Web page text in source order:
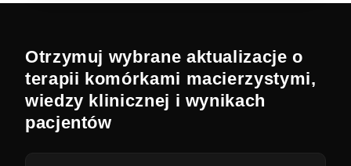
Otrzymuj wybrane aktualizacje o
terapii komórkami macierzystymi,
wiedzy klinicznej i wynikach
pacjentów